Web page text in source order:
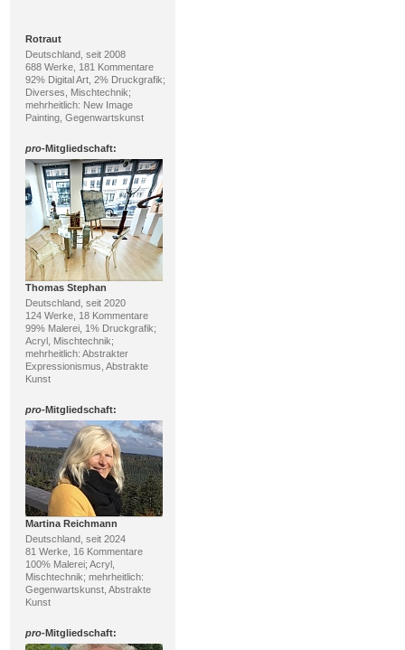
Rotraut
Deutschland, seit 2008
688 Werke, 181 Kommentare
92% Digital Art, 2% Druckgrafik;
Diverses, Mischtechnik;
mehrheitlich: New Image
Painting, Gegenwartskunst
pro-Mitgliedschaft:
Thomas Stephan
Deutschland, seit 2020
124 Werke, 18 Kommentare
99% Malerei, 1% Druckgrafik;
Acryl, Mischtechnik;
mehrheitlich: Abstrakter
Expressionismus, Abstrakte
Kunst
pro-Mitgliedschaft:
Martina Reichmann
Deutschland, seit 2024
81 Werke, 16 Kommentare
100% Malerei; Acryl,
Mischtechnik; mehrheitlich:
Gegenwartskunst, Abstrakte
Kunst
pro-Mitgliedschaft: